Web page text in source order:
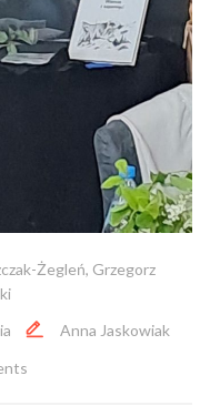
Żegleń, Grzegorz
Anna Jaskowiak